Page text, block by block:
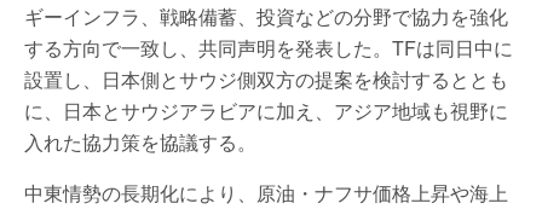
ギーインフラ、戦略備蓄、投資などの分野で協力を強化
する方向で一致し、共同声明を発表した。TFは同日中に
設置し、日本側とサウジ側双方の提案を検討するととも
に、日本とサウジアラビアに加え、アジア地域も視野に
入れた協力策を協議する。
中東情勢の長期化により、原油・ナフサ価格上昇や海上